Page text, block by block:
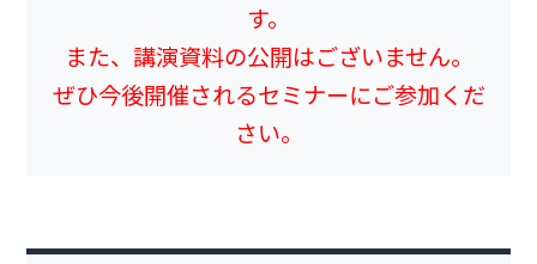
す。
また、講演資料の公開はございません。
ぜひ今後開催されるセミナーにご参加くだ
さい。